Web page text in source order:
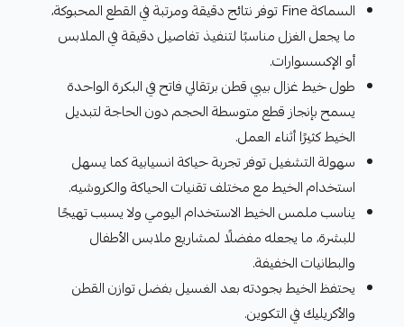
السماكة Fine توفر نتائج دقيقة ومرتبة في القطع المحبوكة،
ما يجعل الغزل مناسبًا لتنفيذ تفاصيل دقيقة في الملابس
أو الإكسسوارات.
طول خيط غزال بيبي قطن برتقالي فاتح في البكرة الواحدة
يسمح بإنجاز قطع متوسطة الحجم دون الحاجة لتبديل
الخيط كثيرًا أثناء العمل.
سهولة التشغيل توفر تجربة حياكة انسيابية كما يسهل
استخدام الخيط مع مختلف تقنيات الحياكة والكروشيه.
يناسب ملمس الخيط الاستخدام اليومي ولا يسبب تهيجًا
للبشرة، ما يجعله مفضلًا لمشاريع ملابس الأطفال
والبطانيات الخفيفة.
يحتفظ الخيط بجودته بعد الغسيل بفضل توازن القطن
والأكريليك في التكوين.